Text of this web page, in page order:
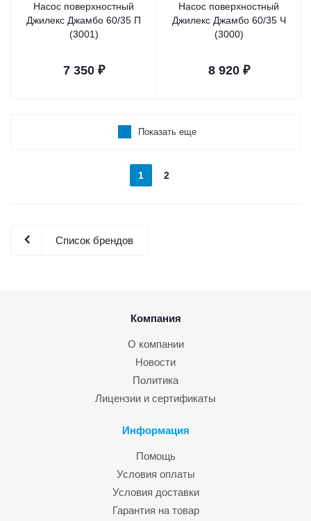
Насос поверхностный
Джилекс Джамбо 60/35 П
(3001)
7 350₽
Насос поверхностный
Джилекс Джамбо 60/35 Ч
(3000)
8 920₽
Показать еще
1 2
Список брендов
Компания
О компании
Новости
Политика
Лицензии и сертификаты
Информация
Помощь
Условия оплаты
Условия доставки
Гарантия на товар